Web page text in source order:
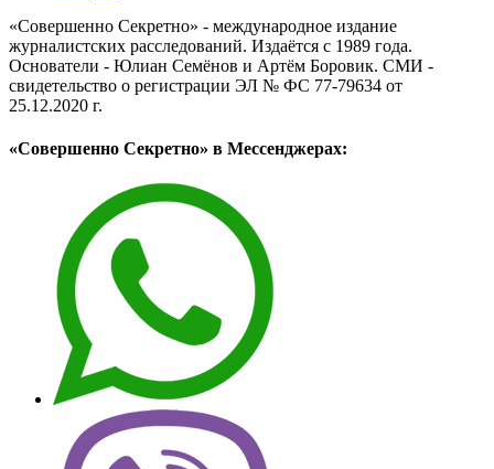
«Совершенно Секретно» - международное издание
журналистских расследований. Издаётся с 1989 года.
Основатели - Юлиан Семёнов и Артём Боровик. CМИ -
свидетельство о регистрации ЭЛ № ФС 77-79634 от
25.12.2020 г.
«Совершенно Секретно» в Мессенджерах: